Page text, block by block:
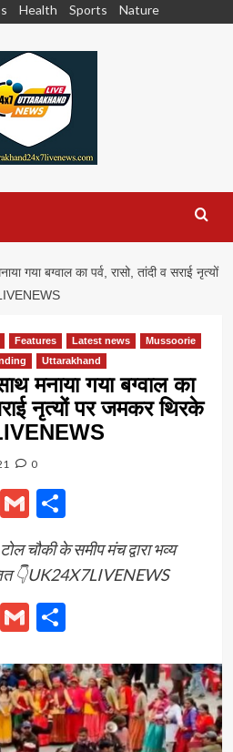
Health Sports Nature
गया बग्वाल का पर्व, रासो, तांदी व सराई नृत्यों
Features Latest news
Mussoorie
Uttarakhand
मनाया गया बग्वाल का
नृत्यों पर जमकर थिरके
0
GmailShare
चौकी के समीप मंच द्वारा भव्य
👇UK24X7LIVENEWS
GmailShare